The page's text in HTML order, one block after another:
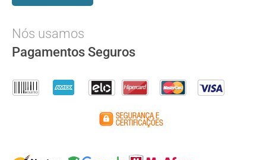
Nós usamos
Pagamentos Seguros